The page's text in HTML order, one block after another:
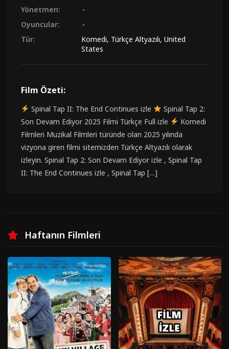
Yönetmen:
-
Oyuncular:
-
Tür:
Komedi, Türkçe Altyazılı,United
States
Film Özeti:
Spinal Tap II: The End Continues izle
Spinal Tap 2:
Son Devam Ediyor 2025 Filmi Türkçe Full izle
Komedi
Filmleri Muzikal Filmleri türünde olan 2025 yılında
vizyona giren filmi sitemizden Türkçe Altyazılı olarak
izleyin. Spinal Tap 2: Son Devam Ediyor izle , Spinal Tap
II: The End Continues izle , Spinal Tap […]
Haftanın Filmleri